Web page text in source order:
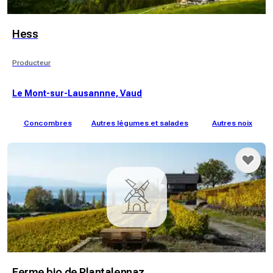
Hess
Producteur
Le Mont-sur-Lausannne, Vaud
Concombres Autres légumes et salades Autres noix